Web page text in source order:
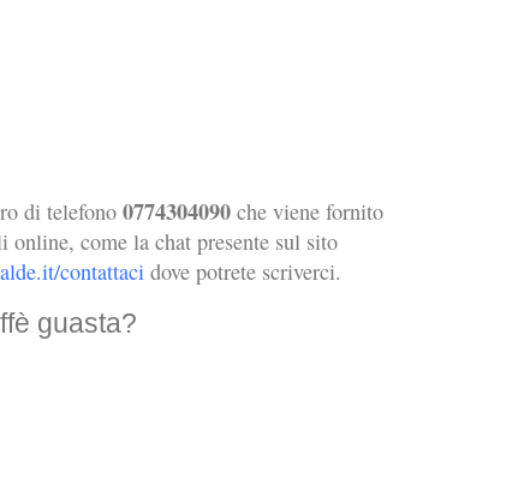
di telefono 0774304090 che viene fornito
come la chat presente sul sito
contattaci dove potrete scriverci.
guasta?